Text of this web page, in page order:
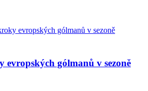
evropských gólmanů v sezoně